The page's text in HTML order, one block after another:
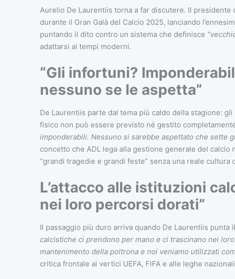
Aurelio De Laurentiis torna a far discutere. Il
durante il Gran Galà del Calcio 2025, lanciando
puntando il dito contro un sistema che definisce
adattarsi ai tempi moderni.
“Gli infortuni?
nessuno se le aspetta”
De Laurentiis parte dal tema più caldo della stagione:
fisico non può essere previsto né gestito
imponderabili. Nessuno si sarebbe aspettato che sette
concetto che ADL lega alla gestione generale del calcio
“grandi tragedie e grandi feste” senza una reale cultura
L’attacco alle istituzioni
nei loro percorsi dorati”
Il passaggio più duro arriva quando De Laurentiis punta
calcistiche ci prendono per mano e ci trascinano nei
mantenimento della poltrona e noi veniamo utilizzati
critica frontale ai vertici UEFA, FIFA e alle leghe